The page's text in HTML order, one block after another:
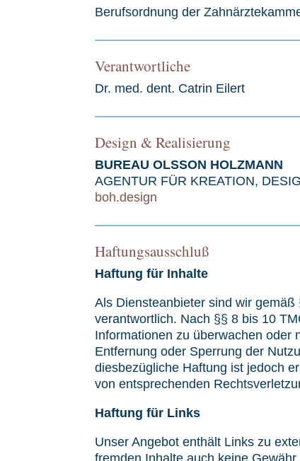
Berufsordnung der
Verantwortliche
Dr. med. dent. Catrin Eilert
Design & Realisierung
BUREAU OLSSON HOLZMANN
AGENTUR FÜR KREATION,
boh.design
Haftungsausschluß
Haftung für Inhalte
Als Diensteanbieter sind wir
verantwortlich. Nach §§ 8 bis 10
Informationen zu überwachen oder
Entfernung oder Sperrung der
diesbezügliche Haftung ist jedoch
von entsprechenden
Haftung für Links
Unser Angebot enthält Links zu
fremden Inhalte auch keine